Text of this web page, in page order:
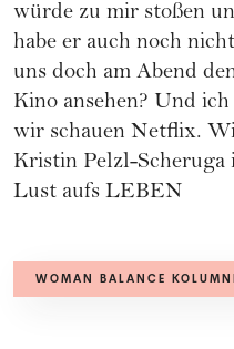
würde zu mir stoßen
habe er auch noch
uns doch am Abend
Kino ansehen? Und
wir schauen Netflix.
Kristin Pelzl-Scheruga
Lust aufs LEBEN
WOMAN BALANCE